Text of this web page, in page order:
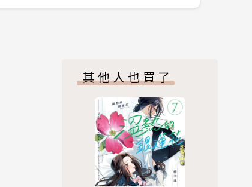
其他人也買了